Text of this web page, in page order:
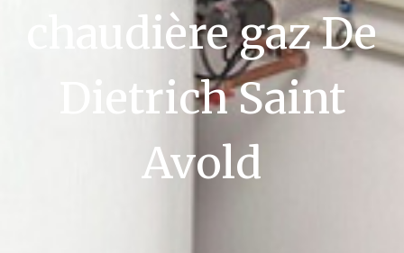
chaudière gaz De
Dietrich Saint
Avold